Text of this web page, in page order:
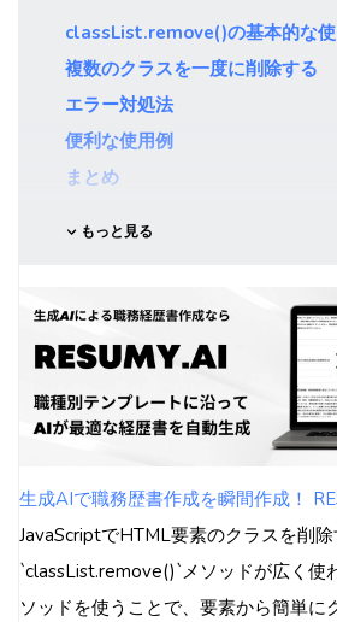
classList.remove()の基本的な
複数のクラスを一度に削除する
エラー対処法
便利な使用例
まとめ
もっと見る
生成AIで職務歴書作成を瞬間作成！
JavaScriptでHTML要素のクラスを削除
`classList.remove()`メソッドが広く使
ソッドを使うことで、要素から簡単に